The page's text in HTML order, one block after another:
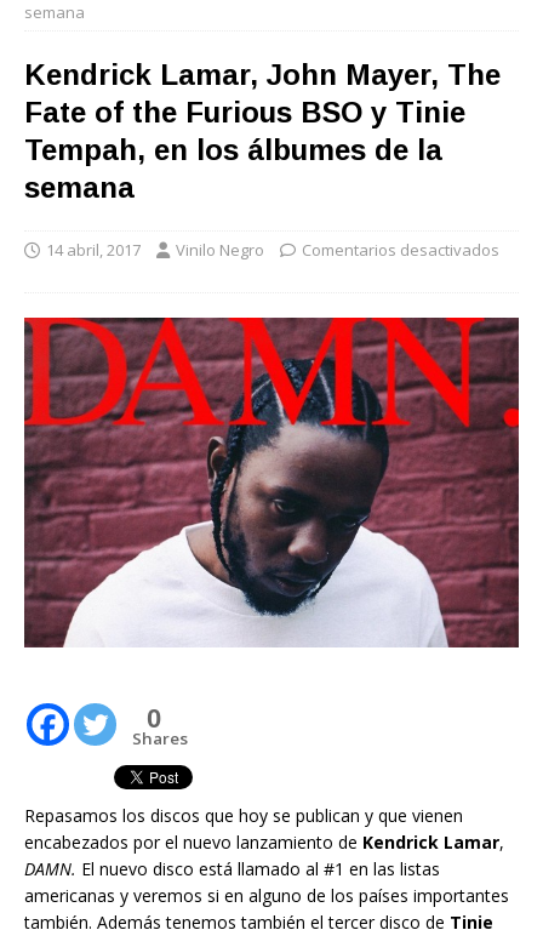
semana
Kendrick Lamar, John Mayer, The
Fate of the Furious BSO y Tinie
Tempah, en los álbumes de la
semana
14 abril, 2017 Vinilo Negro Comentarios desactivados
0
Shares
Repasamos los discos que hoy se publican y que vienen
encabezados por el nuevo lanzamiento de Kendrick Lamar,
DAMN. El nuevo disco está llamado al #1 en las listas
americanas y veremos si en alguno de los países importantes
también. Además tenemos también el tercer disco de Tinie